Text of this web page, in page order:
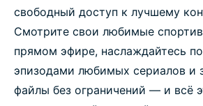
свободный доступ к лучшему
Смотрите свои любимые
прямом эфире, наслаждайтесь
эпизодами любимых сериалов и
файлы без ограничений — и всё